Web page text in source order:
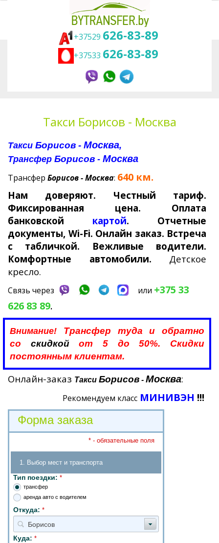
+37529 626-83-89
+37533 626-83-89
Главная
Такси Борисов - Москва
Такси Борисов - Москва
Такси Борисов - Москва,
Трансфер Борисов - Москва
Трансфер Борисов- Москва: 640 км.
Нам доверяют. Честный тариф.
Фиксированная цена. Оплата
банковской картой. Отчетные
документы, Wi-Fi. Онлайн заказ. Встреча
с табличкой. Вежливые водители.
Комфортные автомобили. Детское
кресло.
Связь через или +375 33
626 83 89.
Внимание!
Трансфер туда и обратно
со скидкойот 5 до 50%. Скидки
постоянным клиентам.
Онлайн-заказ Такси Борисов - Москва:
Рекомендуем класс МИНИВЭН !!!
Форма заказа
* - обязательные поля
1. Выбор мест и транспорта
Тип поездки: *
трансфер
аренда авто с водителем
Откуда: *
Борисов
Куда: *